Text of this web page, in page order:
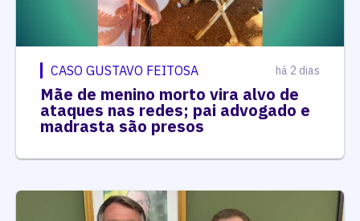
CASO GUSTAVO FEITOSA há 2 dias
Mãe de menino morto vira alvo de
ataques nas redes; pai advogado e
madrasta são presos